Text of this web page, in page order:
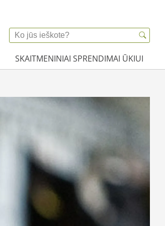
SKAITMENINIAI SPRENDIMAI ŪKIUI